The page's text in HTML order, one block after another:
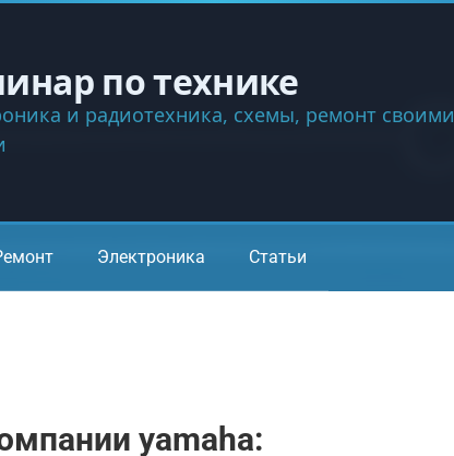
по технике
и радиотехника, схемы, ремонт своими
Электроника Статьи
yamaha: